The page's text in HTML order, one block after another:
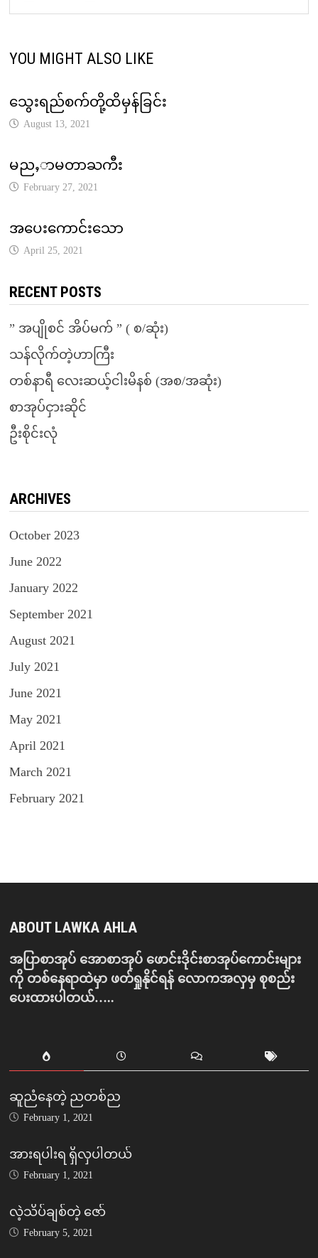
YOU MIGHT ALSO LIKE
သွေးရည်စက်တို့ထိမှန်ခြင်း
August 13, 2021
မညႇာမတာႀကီး
February 27, 2021
အပေးကောင်းသော
April 25, 2021
RECENT POSTS
” အပျိုစင် အိပ်မက် ” ( စ/ဆုံး)
သန်လိုက်တဲ့ဟာကြီး
တစ်နာရီ လေးဆယ့်ငါးမိနစ် (အစ/အဆုံး)
စာအုပ်ငှားဆိုင်
ဦးစိုင်းလုံ
ARCHIVES
October 2023
June 2022
January 2022
September 2021
August 2021
July 2021
June 2021
May 2021
April 2021
March 2021
February 2021
ABOUT LAWKA AHLA
အပြာစာအုပ် အောစာအုပ် ဖောင်းဒိုင်းစာအုပ်ကောင်းများ
ကို တစ်နေရာထဲမှာ ဖတ်ရှုနိုင်ရန် လောကအလှမှ စုစည်း
ပေးထားပါတယ်…..
ဆူညံနေတဲ့ ညတစ်ည
February 1, 2021
အားရပါးရ ရှိလှပါတယ်
February 1, 2021
လဲ့သိပ်ချစ်တဲ့ ဇော်
February 5, 2021